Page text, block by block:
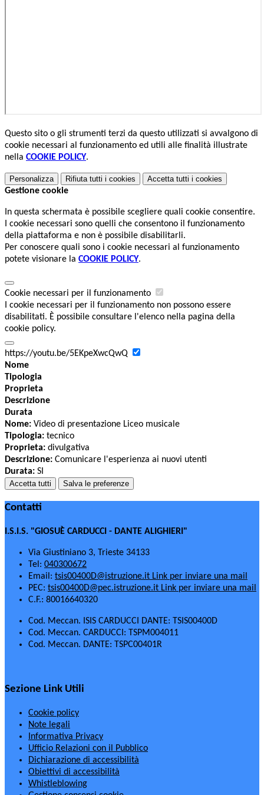
Questo sito o gli strumenti terzi da questo utilizzati si avvalgono di
cookie necessari al funzionamento ed utili alle finalità illustrate
nella COOKIE POLICY.
Personalizza Rifiuta tutti i cookies Accetta tutti i cookies
Gestione cookie
In questa schermata è possibile scegliere quali cookie consentire.
I cookie necessari sono quelli che consentono il funzionamento
della piattaforma e non è possibile disabilitarli.
Per conoscere quali sono i cookie necessari al funzionamento
potete visionare la COOKIE POLICY.
Cookie necessari per il funzionamento
I cookie necessari per il funzionamento non possono essere
disabilitati. È possibile consultare l'elenco nella pagina della
cookie policy.
https://youtu.be/5EKpeXwcQwQ
Nome
Tipologia
Proprieta
Descrizione
Durata
Nome: Video di presentazione Liceo musicale
Tipologia: tecnico
Proprieta: divulgativa
Descrizione: Comunicare l'esperienza ai nuovi utenti
Durata: SI
Accetta tutti Salva le preferenze
Contatti
I.S.I.S. "GIOSUÈ CARDUCCI - DANTE ALIGHIERI"
Via Giustiniano 3, Trieste 34133
Tel: 040300672
Email: tsis00400D@istruzione.it Link per inviare una mail
PEC: tsis00400D@pec.istruzione.it Link per inviare una mail
C.F.: 80016640320
Cod. Meccan. ISIS CARDUCCI DANTE: TSIS00400D
Cod. Meccan. CARDUCCI: TSPM004011
Cod. Meccan. DANTE: TSPC00401R
Sezione Link Utili
Cookie policy
Note legali
Informativa Privacy
Ufficio Relazioni con il Pubblico
Dichiarazione di accessibilità
Obiettivi di accessibilità
Whistleblowing